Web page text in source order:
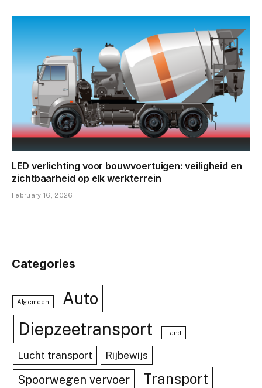
LED verlichting voor bouwvoertuigen: veiligheid en
zichtbaarheid op elk werkterrein
February 16, 2026
Categories
Algemeen Auto
Diepzeetransport Land
Lucht transport Rijbewijs
Spoorwegen vervoer Transport